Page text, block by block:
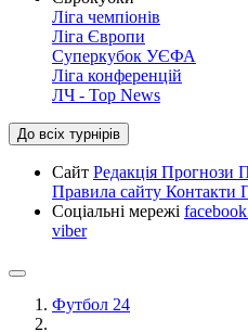
Ліга чемпіонів
Ліга Європи
Суперкубок УЄФА
Ліга конференцій
ЛЧ - Top News
До всіх турнірів
Сайт Редакція Прогнози
Правила сайту Контакти
Соціальні мережі facebook
viber
Футбол 24